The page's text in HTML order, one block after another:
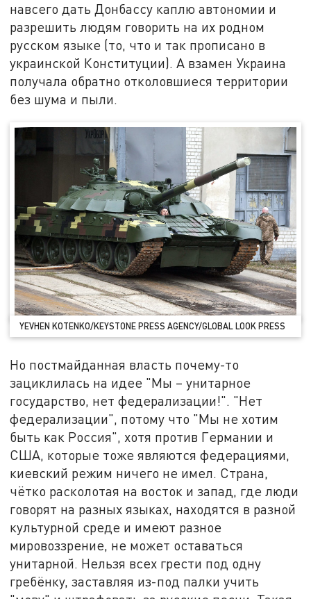
навсего дать Донбассу каплю автономии и
разрешить людям говорить на их родном
русском языке (то, что и так прописано в
украинской Конституции). А взамен Украина
получала обратно отколовшиеся территории
без шума и пыли.
YEVHEN KOTENKO/KEYSTONE PRESS AGENCY/GLOBAL LOOK PRESS
Но постмайданная власть почему-то
зациклилась на идее "Мы – унитарное
государство, нет федерализации!". "Нет
федерализации", потому что "Мы не хотим
быть как Россия", хотя против Германии и
США, которые тоже являются федерациями,
киевский режим ничего не имел. Страна,
чётко расколотая на восток и запад, где люди
говорят на разных языках, находятся в разной
культурной среде и имеют разное
мировоззрение, не может оставаться
унитарной. Нельзя всех грести под одну
гребёнку, заставляя из-под палки учить